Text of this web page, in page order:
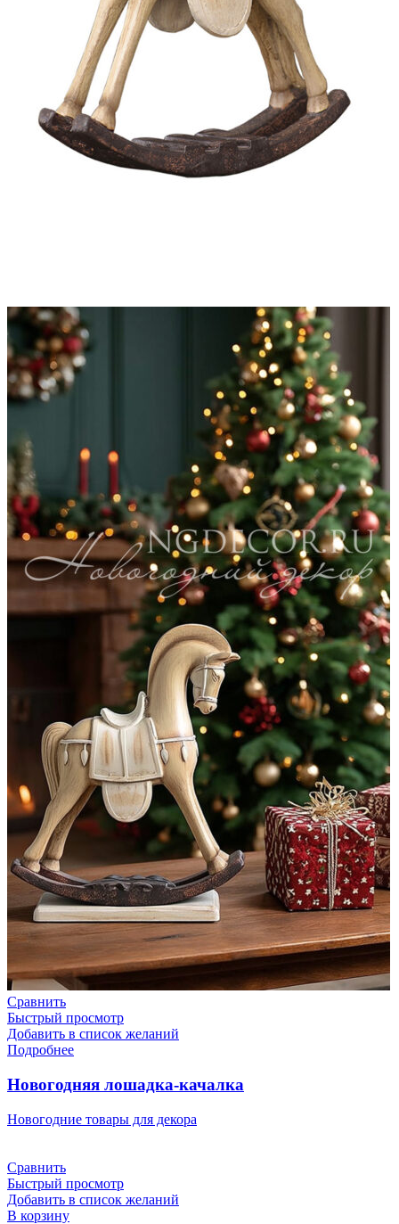
Сравнить
Быстрый просмотр
Добавить в список желаний
Подробнее
Новогодняя лошадка-качалка
Новогодние товары для декора
Сравнить
Быстрый просмотр
Добавить в список желаний
В корзину